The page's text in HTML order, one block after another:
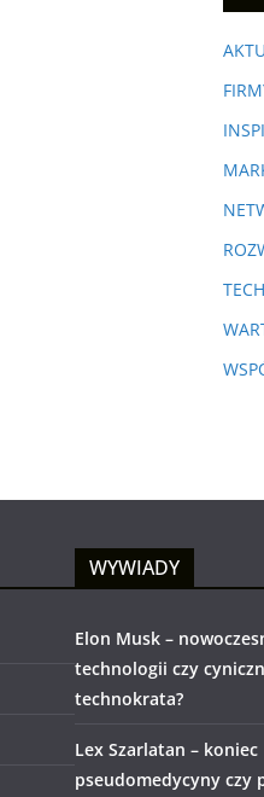
WYWIADY
Elon Musk –
technologii czy
technokrata?
Lex Szarlatan – koniec
pseudomedycyny czy